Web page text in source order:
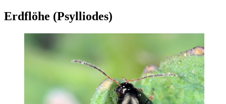
Erdflöhe (Psylliodes)